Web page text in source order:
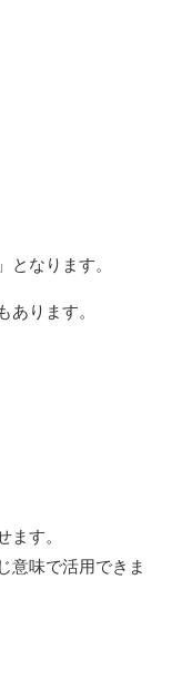
となります。
あります。
ます。
意味で活用できま